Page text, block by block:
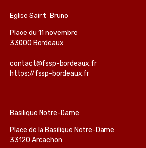
Eglise Saint-Bruno
Place du 11 novembre
33000 Bordeaux
contact@fssp-bordeaux.fr
https://fssp-bordeaux.fr
Basilique Notre-Dame
Place de la Basilique Notre-Dame
33120 Arcachon